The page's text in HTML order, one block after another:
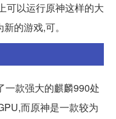
可以运行原神这样的大
的游戏,可。
一款强大的麒麟990处
而原神是一款较为